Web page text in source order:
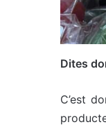
Dites
C’est